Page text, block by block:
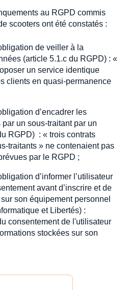
au RGPD commis
scooters ont été constatés :
de veiller à la
(article 5.1.c du RGPD) : «
un service identique
clients en quasi-permanence
d’encadrer les
un sous-traitant par un
RGPD) : « trois contrats
traitants » ne contenaient pas
par le RGPD ;
d’informer l’utilisateur
avant d’inscrire et de
son équipement personnel
et Libertés) :
consentement de l'utilisateur
stockées sur son